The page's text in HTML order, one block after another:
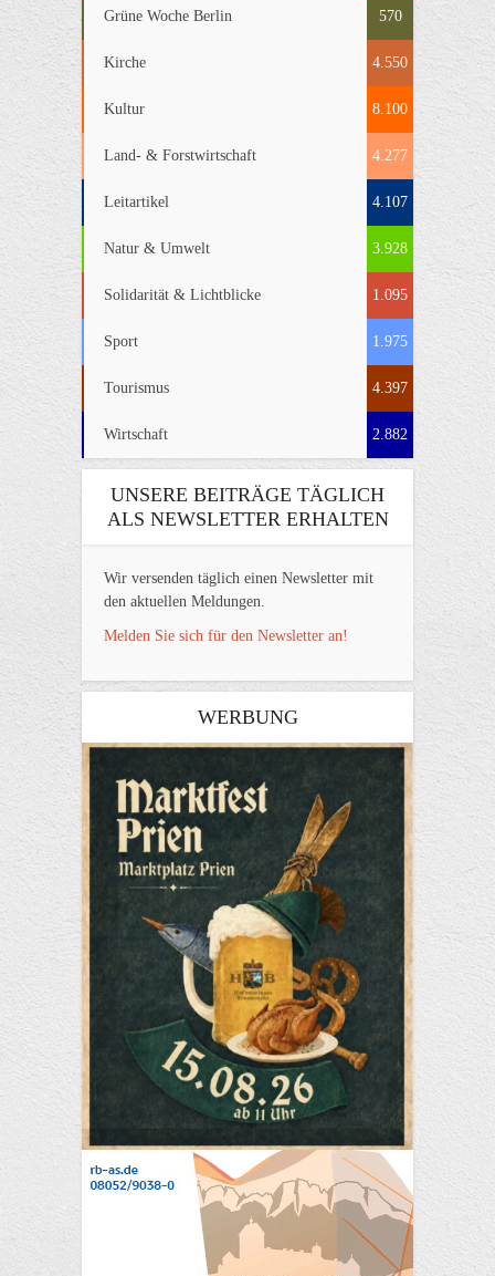
Grüne Woche Berlin 570
Kirche 4.550
Kultur 8.100
Land- & Forstwirtschaft 4.277
Leitartikel 4.107
Natur & Umwelt 3.928
Solidarität & Lichtblicke 1.095
Sport 1.975
Tourismus 4.397
Wirtschaft 2.882
UNSERE BEITRÄGE TÄGLICH
ALS NEWSLETTER ERHALTEN
Wir versenden täglich einen Newsletter mit
den aktuellen Meldungen.
Melden Sie sich für den Newsletter an!
WERBUNG